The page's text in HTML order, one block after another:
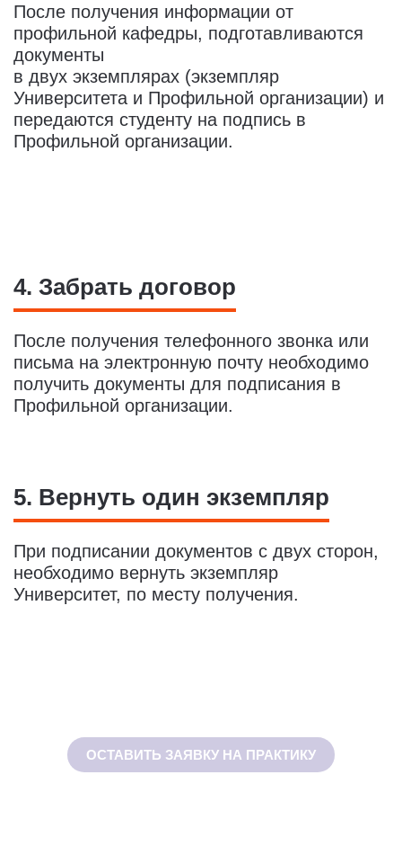
После получения информации от
профильной кафедры, подготавливаются
документы
в двух экземплярах (экземпляр
Университета и Профильной организации) и
передаются студенту на подпись в
Профильной организации.
4. Забрать договор
После получения телефонного звонка или
письма на электронную почту необходимо
получить документы для подписания в
Профильной организации.
5. Вернуть один экземпляр
При подписании документов с двух сторон,
необходимо вернуть экземпляр
Университет, по месту получения.
ОСТАВИТЬ ЗАЯВКУ НА ПРАКТИКУ